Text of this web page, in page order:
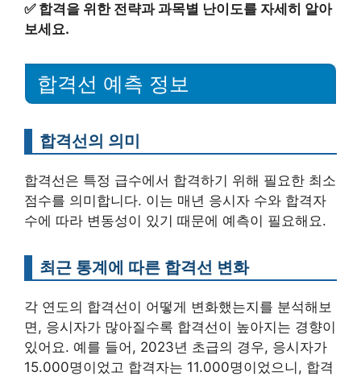
✅ 합격을 위한 전략과 과목별 난이도를 자세히 알아
보세요.
합격선 예측 정보
합격선의 의미
합격선은 특정 급수에서 합격하기 위해 필요한 최소
점수를 의미합니다. 이는 매년 응시자 수와 합격자
수에 따라 변동성이 있기 때문에 예측이 필요해요.
최근 통계에 따른 합격선 변화
각 연도의 합격선이 어떻게 변화했는지를 분석해보
면, 응시자가 많아질수록 합격선이 높아지는 경향이
있어요. 예를 들어, 2023년 초급의 경우, 응시자가
15.000명이었고 합격자는 11.000명이었으니, 합격